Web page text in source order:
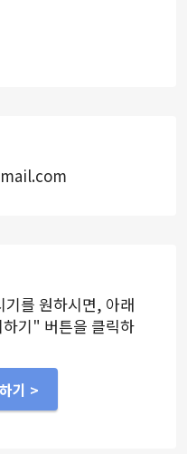
를 원하시면, 아래
기" 버튼을 클릭하
기 >